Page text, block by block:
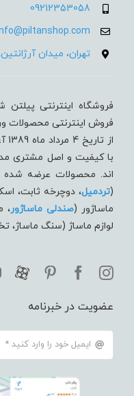
09212353058
تهران، میدان آرژانتین،
فروشگاه اینترنتی
فروش اینترنتی محصولات
با کیفیت و اصل مشتری
اند. محصولات عرضه شده
(تردميل، دوچرخه ثابت،
ماساژور (صندلی ماساژور،
لوازم ماساژ (سنگ ماساژ،
عضویت در خبرنامه